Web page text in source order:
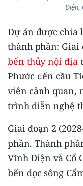
Bắc Trung Bộ
Duyên hải Nam
Nguyên
Đông Nam Bộ
Đồng bằng sông
Chuyên trang Hà
Chuyên trang
CHUYÊN ĐỀ
Điện,
Dự án được chia
thành phần: Giai
bến thủy nội địa
Phước đến cầu
viên cảnh quan,
trình diễn nghệ
Giai đoạn 2
phần. Thành
Vĩnh Điện và Cổ
bến dọc sông